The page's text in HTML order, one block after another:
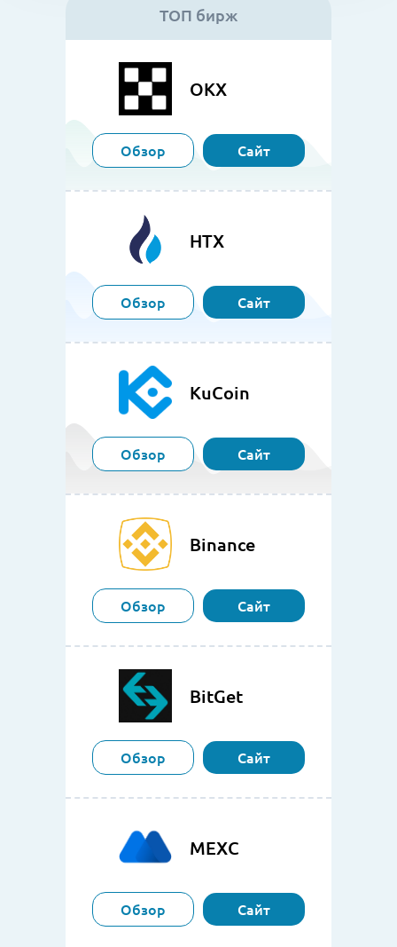
ТОП бирж
OKX
Обзор Сайт
HTX
Обзор Сайт
KuCoin
Обзор Сайт
Binance
Обзор Сайт
BitGet
Обзор Сайт
MEXC
Обзор Сайт